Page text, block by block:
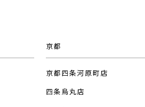
京都
京都四条河原町店
四条烏丸店